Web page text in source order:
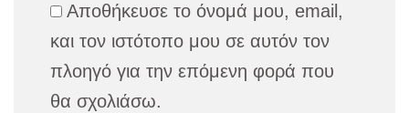
Αποθήκευσε το όνομά μου, email,
και τον ιστότοπο μου σε αυτόν τον
πλοηγό για την επόμενη φορά που
θα σχολιάσω.